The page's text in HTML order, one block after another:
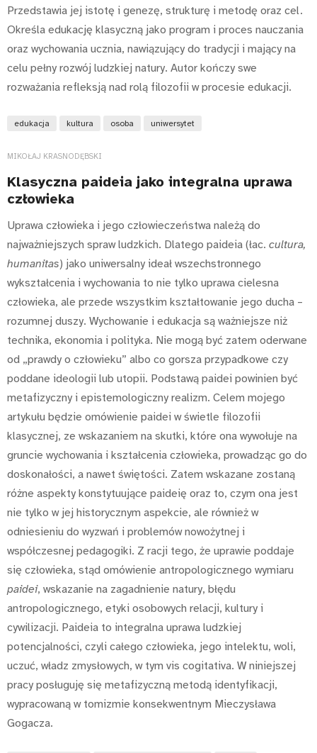
Przedstawia jej istotę i genezę, strukturę i metodę oraz cel.
Określa edukację klasyczną jako program i proces nauczania
oraz wychowania ucznia, nawiązujący do tradycji i mający na
celu pełny rozwój ludzkiej natury. Autor kończy swe
rozważania refleksją nad rolą filozofii w procesie edukacji.
edukacja kultura osoba uniwersytet
MIKOŁAJ KRASNODĘBSKI
Klasyczna paideia jako integralna uprawa
człowieka
Uprawa człowieka i jego człowieczeństwa należą do
najważniejszych spraw ludzkich. Dlatego paideia (łac. cultura,
humanitas) jako uniwersalny ideał wszechstronnego
wykształcenia i wychowania to nie tylko uprawa cielesna
człowieka, ale przede wszystkim kształtowanie jego ducha –
rozumnej duszy. Wychowanie i edukacja są ważniejsze niż
technika, ekonomia i polityka. Nie mogą być zatem oderwane
od „prawdy o człowieku” albo co gorsza przypadkowe czy
poddane ideologii lub utopii. Podstawą paidei powinien być
metafizyczny i epistemologiczny realizm. Celem mojego
artykułu będzie omówienie paidei w świetle filozofii
klasycznej, ze wskazaniem na skutki, które ona wywołuje na
gruncie wychowania i kształcenia człowieka, prowadząc go do
doskonałości, a nawet świętości. Zatem wskazane zostaną
różne aspekty konstytuujące paideię oraz to, czym ona jest
nie tylko w jej historycznym aspekcie, ale również w
odniesieniu do wyzwań i problemów nowożytnej i
współczesnej pedagogiki. Z racji tego, że uprawie poddaje
się człowieka, stąd omówienie antropologicznego wymiaru
paidei, wskazanie na zagadnienie natury, błędu
antropologicznego, etyki osobowych relacji, kultury i
cywilizacji. Paideia to integralna uprawa ludzkiej
potencjalności, czyli całego człowieka, jego intelektu, woli,
uczuć, władz zmysłowych, w tym vis cogitativa. W niniejszej
pracy posługuję się metafizyczną metodą identyfikacji,
wypracowaną w tomizmie konsekwentnym Mieczysława
Gogacza.